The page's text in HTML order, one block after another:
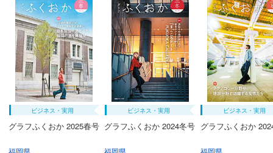
ビジネス・実用
グラフふくおか 2025春号
ビジネス・実用
グラフふくおか 2024冬号
ビジネス・実用
グラフふくおか